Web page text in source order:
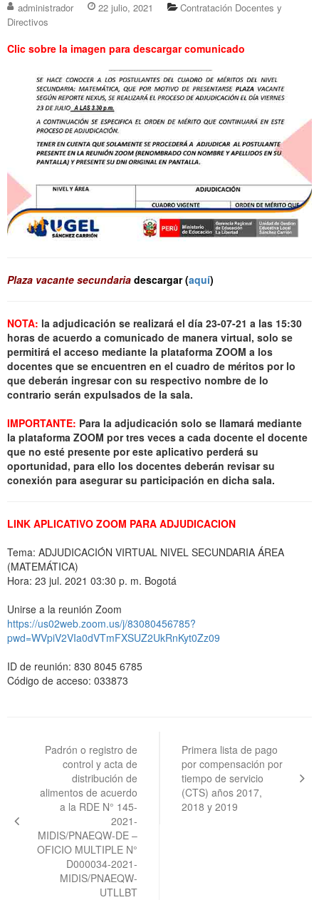
administrador 22 julio, 2021
Contratación Docentes y
Directivos
Clic sobre la imagen para descargar comunicado
Plaza vacante secundaria descargar (aquí)
NOTA: la adjudicación se realizará el día 23-07-21 a las 15:30
horas de acuerdo a comunicado de manera virtual, solo se
permitirá el acceso mediante la plataforma ZOOM a los
docentes que se encuentren en el cuadro de méritos por lo
que deberán ingresar con su respectivo nombre de lo
contrario serán expulsados de la sala.
IMPORTANTE: Para la adjudicación solo se llamará mediante
la plataforma ZOOM por tres veces a cada docente el docente
que no esté presente por este aplicativo perderá su
oportunidad, para ello los docentes deberán revisar su
conexión para asegurar su participación en dicha sala.
LINK APLICATIVO ZOOM PARA ADJUDICACION
Tema: ADJUDICACIÓN VIRTUAL NIVEL SECUNDARIA ÁREA
(MATEMÁTICA)
Hora: 23 jul. 2021 03:30 p. m. Bogotá
Unirse a la reunión Zoom
https://us02web.zoom.us/j/83080456785?
pwd=WVpiV2VIa0dVTmFXSUZ2UkRnKyt0Zz09
ID de reunión: 830 8045 6785
Código de acceso: 033873
entradas
Padrón o registro de
control y acta de
distribución de
alimentos de acuerdo
a la RDE N° 145-
2021-
MIDIS/PNAEQW-DE –
OFICIO MULTIPLE N°
D000034-2021-
MIDIS/PNAEQW-
UTLLBT
Primera lista de pago
por compensación por
tiempo de servicio
(CTS) años 2017,
2018 y 2019